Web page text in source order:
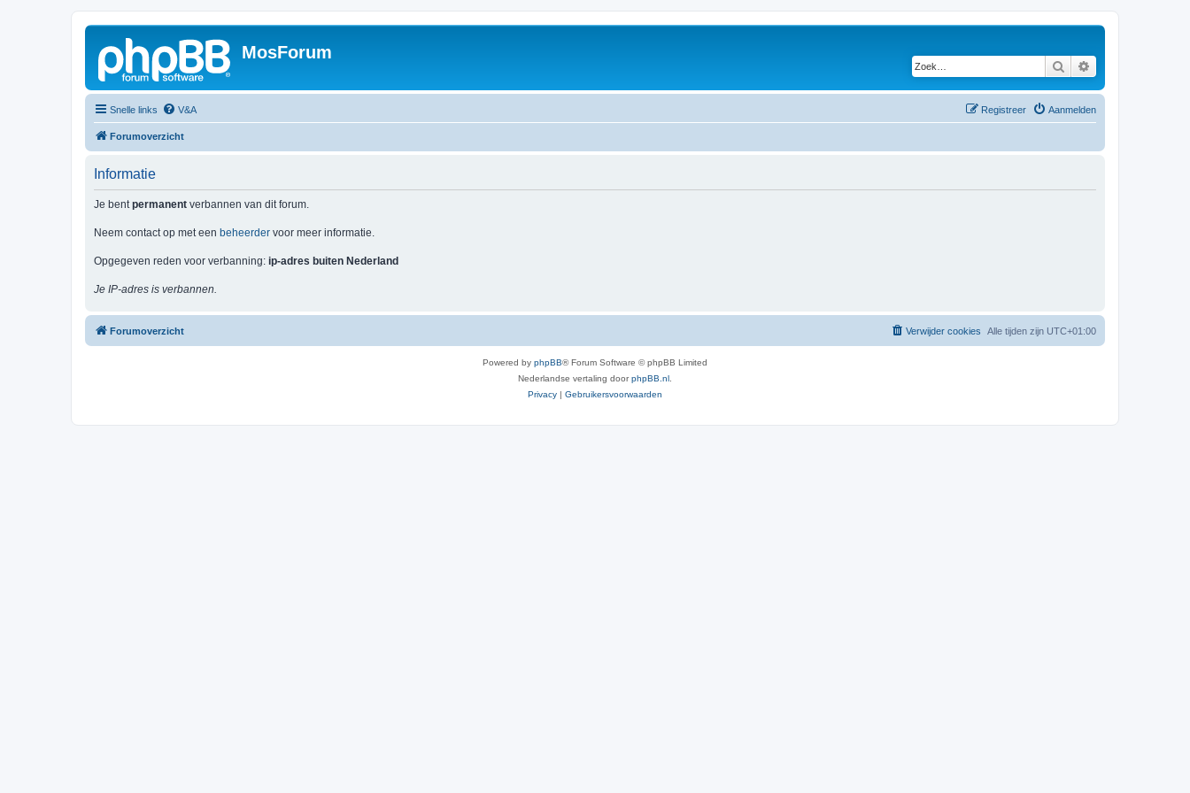
MosForum
Zoek
Snelle links V&A Aanmelden
Registreer
Forumoverzicht
Informatie
Je bentpermanent verbannen van dit forum.
Neem contact op met een beheerder voor meer informatie.
Opgegeven reden voor verbanning: ip-adres buiten Nederland
Je IP-adres is verbannen.
Forumoverzicht Alle tijden zijn UTC+01:00
Verwijder cookies
Powered by phpBB® Forum Software © phpBB Limited
Nederlandse vertaling doorphpBB.nl
Privacy | Gebruikersvoorwaarden